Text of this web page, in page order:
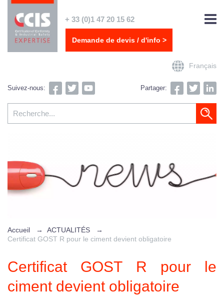
+ 33 (0)1 47 20 15 62
Demande de devis / d'info >
Français
Suivez-nous: Partager:
Accueil → ACTUALITÉS
→
Certificat GOST R pour le ciment devient obligatoire
Certificat GOST R pour le
ciment devient obligatoire